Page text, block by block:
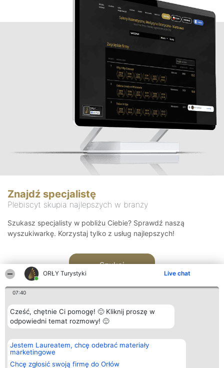
ORŁY Turystyki Live chat
07:40
Cześć, chętnie Ci pomogę! 🙂 Kliknij proszę w
odpowiedni temat rozmowy! 🙂
Jestem Laureatem, chcę odebrać materiały
marketingowe
Chcę zgłosić swoją firmę do Orłów
Znajdź specjalistę
Plebiscyt skupia najlepszych w branży
Szukasz specjalisty w pobliżu Ciebie? Sprawdź naszą
wyszukiwarkę. Korzystaj tylko z usług najlepszych!
Szukaj
Organizator plebiscytu
Bright Side Solutions sp. z o.
o. sp. k.
ul. Ruska 22
Plebiscyt
Laureaci
wszystkich
Kontakt
Kontakt